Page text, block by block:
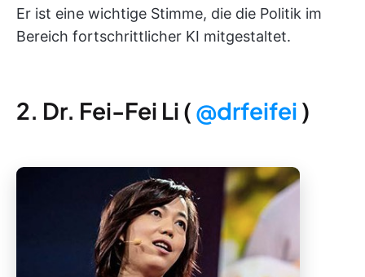
Er ist eine wichtige Stimme, die die Politik im
Bereich fortschrittlicher KI mitgestaltet.
2. Dr. Fei-Fei Li ( @drfeifei )